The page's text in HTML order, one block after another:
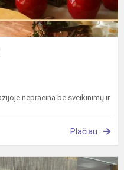
nepraeina be sveikinimų ir
Plačiau